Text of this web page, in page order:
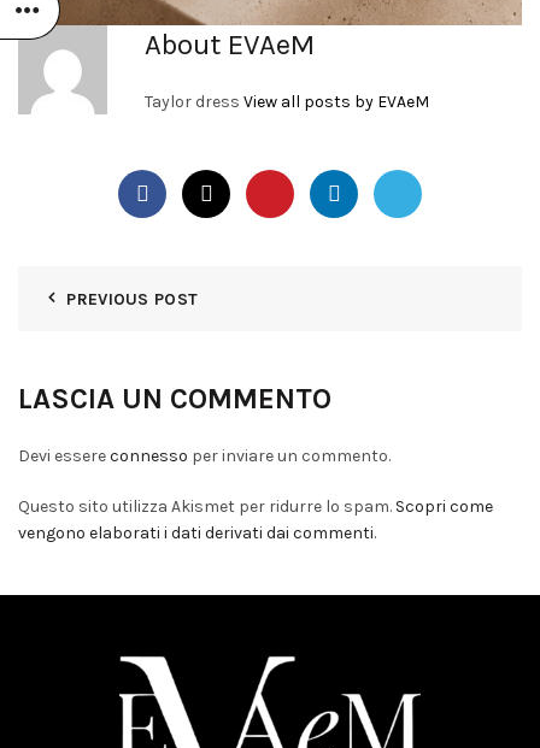
About EVAeM
Taylor dress View all posts by EVAeM
PREVIOUS POST
LASCIA UN COMMENTO
Devi essereconnesso per inviare un commento.
Questo sito utilizza Akismet per ridurre lo spam. Scopri come
vengono elaborati i dati derivati dai commenti.